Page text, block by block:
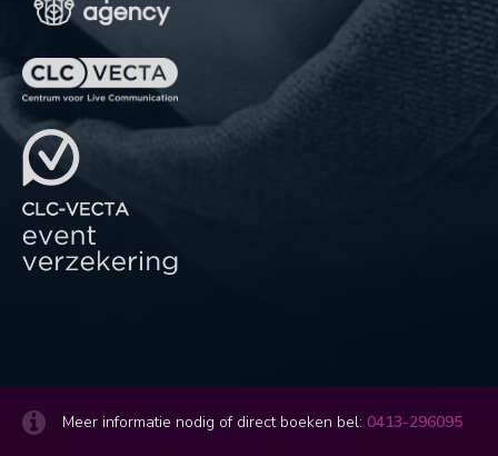
Meer informatie nodig of direct boeken bel: 0413-296095